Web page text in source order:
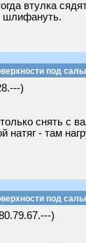
втулка
шлифануть.
под
)
снять с
- там
под
)